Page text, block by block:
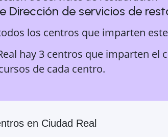
Dirección de servicios de
los centros que imparten
hay 3 centros que imparten
de cada centro.
en Ciudad Real